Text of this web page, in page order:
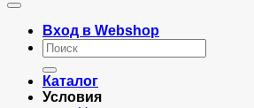
Вход в Webshop
Искать:
Каталог
Условия